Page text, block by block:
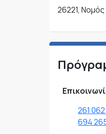
26221,
261
694